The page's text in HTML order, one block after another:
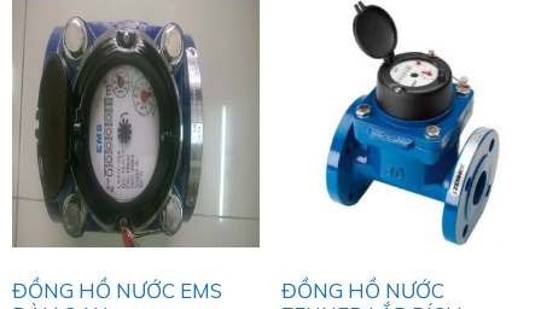
ĐỒNG HỒ NƯỚC EMS
ĐỒNG HỒ NƯỚC